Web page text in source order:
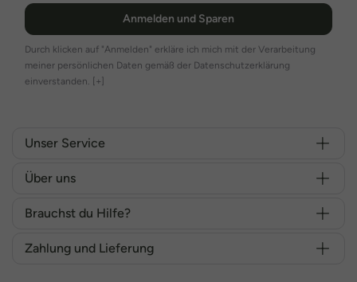
Anmelden und Sparen
Durch klicken auf "Anmelden" erkläre ich mich mit der Verarbeitung
meiner persönlichen Daten gemäß der Datenschutzerklärung
einverstanden. [+]
Unser Service
Über uns
Brauchst du Hilfe?
Zahlung und Lieferung